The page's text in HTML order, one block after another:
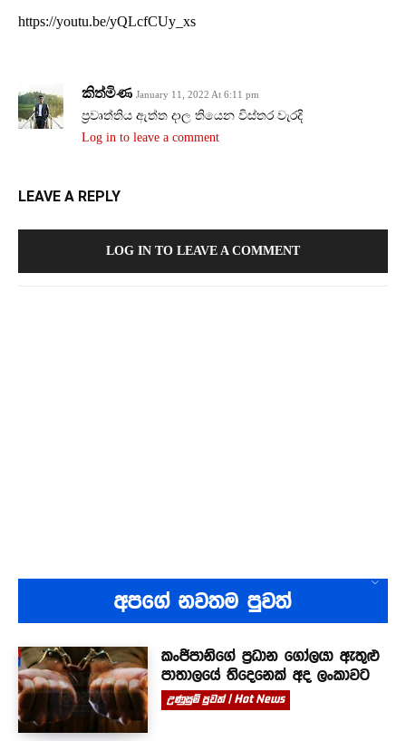
https://youtu.be/yQLcfCUy_xs
කිත්මිණ January 11, 2022 At 6:11 pm
ප්‍රවෘත්තිය ඇත්ත දාල තියෙන විස්තර වැරදි
Log in to leave a comment
LEAVE A REPLY
LOG IN TO LEAVE A COMMENT
අපගේ නවතම පුවත්
කංජිපානිගේ ප්‍රධාන ගෝලයා ඇතුළු
පාතාලයේ තිදෙනෙක් අද ලංකාවට
උණුසුම් පුවත් | Hot News